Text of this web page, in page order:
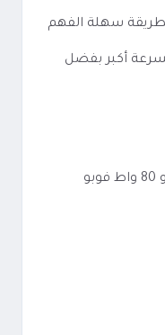
سهلة الفهم
أكبر بفضل
اسم المنتج: شيشة ارجوس برو 80 واط فوبو